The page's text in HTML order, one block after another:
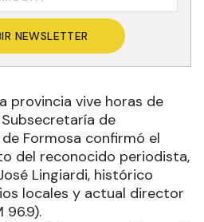
NEWSLETTER
provincia vive horas de
de
Formosa confirmó el
del reconocido periodista,
Lingiardi, histórico
locales y actual director
96.9).